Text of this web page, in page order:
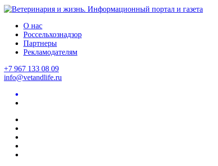
О нас
Россельхознадзор
Партнеры
Рекламодателям
+7 967 133 08 09
info@vetandlife.ru